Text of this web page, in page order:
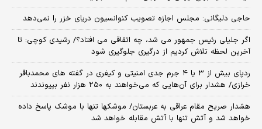
حاجی دلیگانی: مجلس اجازه تصویب کنوانسیون دریای خزر را نمی‌دهد
اگر جلیلی رئیس جمهور می شد، چه اتفاقی می افتاد؟/ رشیدی کوچی: تا
آخرین لحظه تلاش کردیم از درگیری جلوگیری شود
ردپای بیش از ۳ یا ۴ جرم جدی امنیتی و کیفری در گفته های محمدباقر
خرازی/ هشدار برای آن‌هایی که می‌خواهند به ۲۵۰ هزار نفر بپیوندند
هشدار صریح مقام عراقی به عربستان/ موشکها تنها با موشک پاسخ داده
خواهد شد و آتش تنها با آتش مقابله خواهد شد